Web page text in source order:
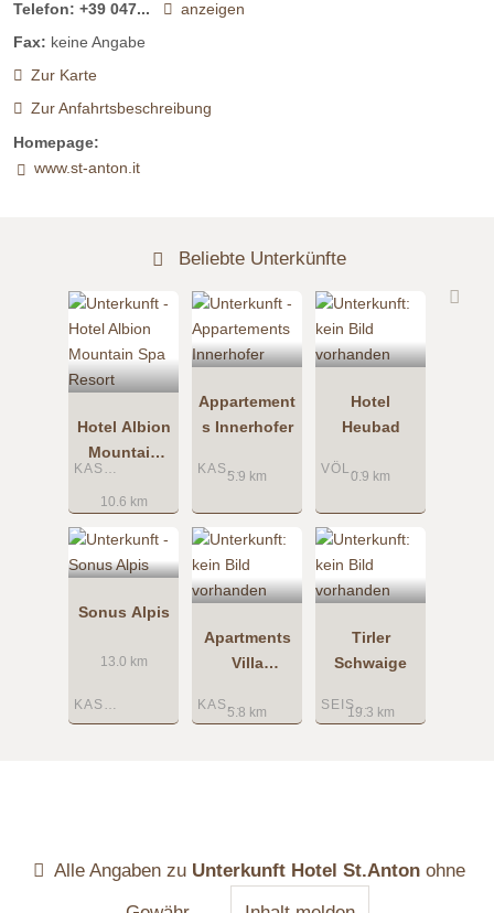
Telefon: +39 047...
anzeigen
Fax: keine Angabe
Zur Karte
Zur Anfahrtsbeschreibung
Homepage:
www.st-anton.it
Beliebte Unterkünfte
Hotel Albion
Mountain
Spa Resort
KASTELRUTH
10.6 km
Appartement
s Innerhofer
KASTELRUTH
5.9 km
Hotel
Heubad
VÖLS AM SCHLERN
0.9 km
Sonus Alpis
KASTELRUTH
13.0 km
Apartments
Villa
KASTELRUTH
5.8 km
Tirler
Schwaige
SEISER ALM
19.3 km
Alle Angaben zu Unterkunft Hotel St.Anton ohne